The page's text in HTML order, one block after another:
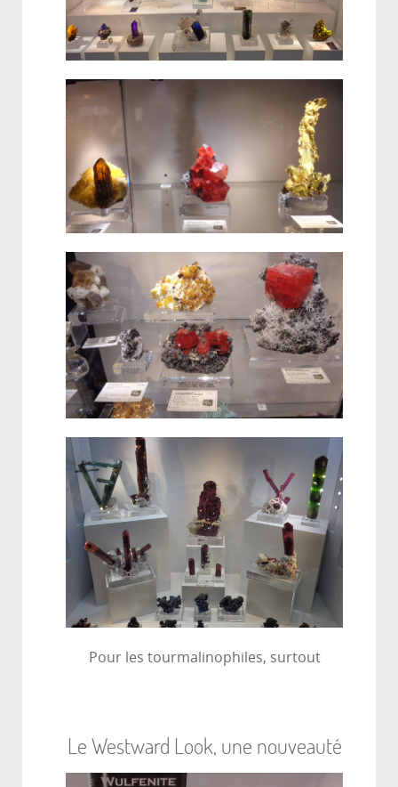
Pour les tourmalinophiles, surtout
Le Westward Look, une nouveauté